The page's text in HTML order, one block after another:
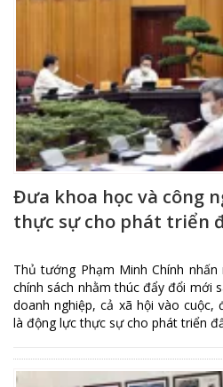
Đưa khoa học và công
thực sự cho phát triển
Thủ tướng Phạm Minh Chính
chính sách nhằm thúc đẩy đổi mới
doanh nghiệp, cả xã hội vào cuộc,
là động lực thực sự cho phát triển